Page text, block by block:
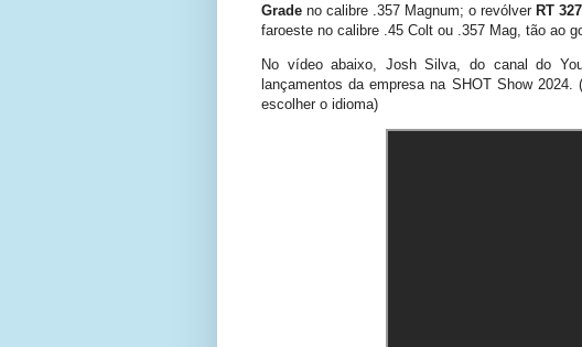
Grade no calibre .357 Magnum; o revólver RT
faroeste no calibre .45 Colt ou .357 Mag, tão ao
No vídeo abaixo, Josh Silva, do canal do
lançamentos da empresa na SHOT Show
escolher o idioma)